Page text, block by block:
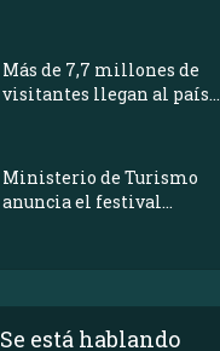
Más de 7,7 millones de
visitantes llegan al país...
Ministerio de Turismo
anuncia el festival...
Se está hablando